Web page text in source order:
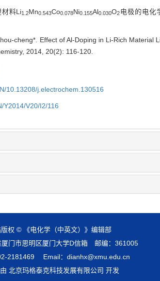
料Li1.2Mn0.543Co0.078Ni0.155Al0.030O2电极的电化
cheng*. Effect of Al-Doping in Li-Rich Material
2014, 20(2): 116-120.
10.13208/j.electrochem.130516
Y2014/V20/I2/116
版权 © 《电化学（中英文）》编辑部
厦门市思明区厦门大学D信箱 邮编：361005
2181469 Email：dianhx@xmu.edu.cn
北京玛格泰克科技发展有限公司 开发